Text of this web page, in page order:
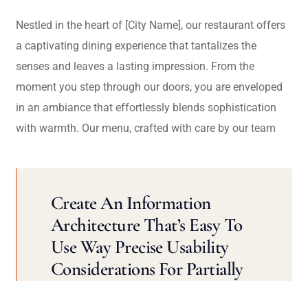
Nestled in the heart of [City Name], our restaurant offers
a captivating dining experience that tantalizes the
senses and leaves a lasting impression. From the
moment you step through our doors, you are enveloped
in an ambiance that effortlessly blends sophistication
with warmth. Our menu, crafted with care by our team
Create An Information
Architecture That’s Easy To
Use Way Precise Usability
Considerations For Partially